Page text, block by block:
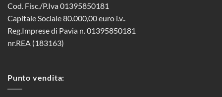
Cod. Fisc./P.Iva 01395850181
Capitale Sociale 80.000,00 euro i.v..
Reg.Imprese di Pavia n. 01395850181
nr.REA (183163)
Punto vendita: